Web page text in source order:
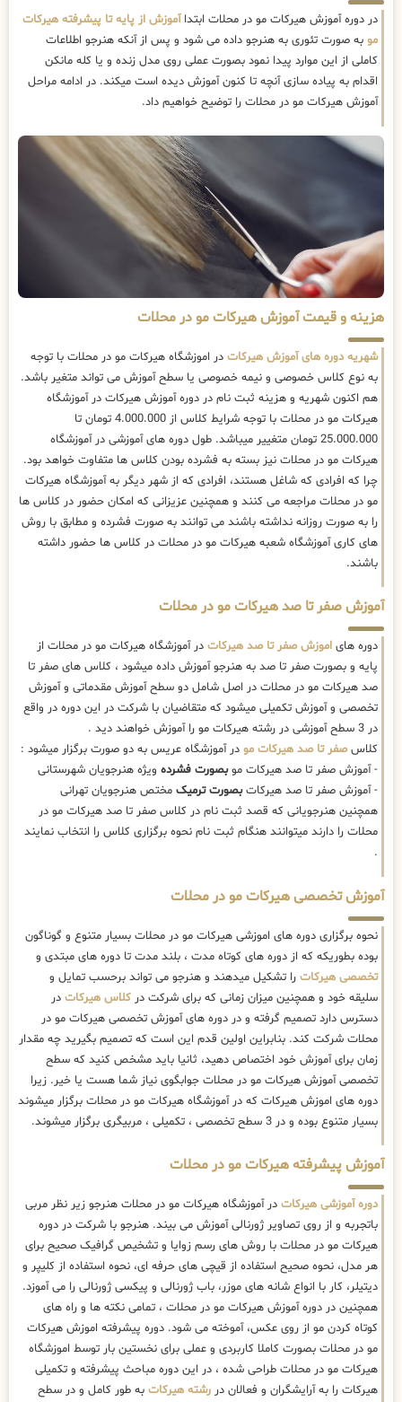
در دوره آموزش هیرکات مو در محلات ابتداآموزش از پایه تا پیشرفته هیرکات
مو به صورت تئوری به هنرجو داده می شود و پس از آنکه هنرجو اطلاعات
کاملی از این موارد پیدا نمود بصورت عملی روی مدل زنده و یا کله مانکن
اقدام به پیاده سازی آنچه تا کنون آموزش دیده است میکند. در ادامه مراحل
آموزش هیرکات مو در محلات را توضیح خواهیم داد.
هزینه و قیمت آموزش هیرکات مو در محلات
شهریه دوره های آموزش هیرکات در اموزشگاه هیرکات مو در محلات با توجه
به نوع کلاس خصوصی و نیمه خصوصی یا سطح آموزش می تواند متغیر باشد.
هم اکنون شهریه و هزینه ثبت نام در دوره آموزش هیرکات در آموزشگاه
هیرکات مو در محلات با توجه شرایط کلاس از 4.000.000 تومان تا
25.000.000 تومان متغییر میباشد. طول دوره های آموزشی در آموزشگاه
هیرکات مو در محلات نیز بسته به فشرده بودن کلاس ها متفاوت خواهد بود.
چرا که افرادی که شاغل هستند، افرادی که از شهر دیگر به آموزشگاه هیرکات
مو در محلات مراجعه می کنند و همچنین عزیزانی که امکان حضور در کلاس ها
را به صورت روزانه نداشته باشند می توانند به صورت فشرده و مطابق با روش
های کاری آموزشگاه شعبه هیرکات مو در محلات در کلاس ها حضور داشته
باشند.
آموزش صفر تا صد هیرکات مو در محلات
دوره های اموزش صفر تا صد هیرکات در آموزشگاه هیرکات مو در محلات از
پایه و بصورت صفر تا صد به هنرجو آموزش داده میشود ، کلاس های صفر تا
صد هیرکات مو در محلات در اصل شامل دو سطح آموزش مقدماتی و آموزش
تخصصی و آموزش تکمیلی میشود که متقاضیان با شرکت در این دوره در واقع
در 3 سطح آموزشی در رشته هیرکات مو را آموزش خواهند دید .
کلاسصفر تا صد هیرکات مو در آموزشگاه عریس به دو صورت برگزار میشود :
- آموزش صفر تا صد هیرکات موبصورت فشرده ویژه هنرجویان شهرستانی
- آموزش صفر تا صد هیرکاتبصورت ترمیک مختص هنرجویان تهرانی
همچنین هنرجویانی که قصد ثبت نام در کلاس صفر تا صد هیرکات مو در
محلات را دارند میتوانند هنگام ثبت نام نحوه برگزاری کلاس را انتخاب نمایند
.
آموزش تخصصی هیرکات مو در محلات
نحوه برگزاری دوره های اموزشی هیرکات مو در محلات بسیار متنوع و گوناگون
بوده بطوریکه که از دوره های کوتاه مدت ، بلند مدت تا دوره های مبتدی و
تخصصی هیرکات را تشکیل میدهند و هنرجو می تواند برحسب تمایل و
سلیقه خود و همچنین میزان زمانی که برای شرکت در کلاس هیرکات در
دسترس دارد تصمیم گرفته و در دوره های آموزش تخصصی هیرکات مو در
محلات شرکت کند. بنابراین اولین قدم این است که تصمیم بگیرید چه مقدار
زمان برای آموزش خود اختصاص دهید، ثانیا باید مشخص کنید که سطح
تخصصی آموزش هیرکات مو در محلات جوابگوی نیاز شما هست یا خیر. زیرا
دوره های اموزش هیرکات که در آموزشگاه هیرکات مو در محلات برگزار میشوند
بسیار متنوع بوده و در 3 سطح تخصصی ، تکمیلی ، مربیگری برگزار میشوند.
آموزش پیشرفته هیرکات مو در محلات
دوره آموزشی هیرکات در آموزشگاه هیرکات مو در محلات هنرجو زیر نظر مربی
باتجربه و از روی تصاویر ژورنالی آموزش می بیند. هنرجو با شرکت در دوره
هیرکات مو در محلات با روش های رسم زوایا و تشخیص گرافیک صحیح برای
هر مدل، نحوه صحیح استفاده از قیچی های حرفه ای، نحوه استفاده از کلیپر و
دیتیلر، کار با انواع شانه های موزر، باب ژورنالی و پیکسی ژورنالی را می آموزد.
همچنین در دوره آموزش هیرکات مو در محلات ، تمامی نکته ها و راه های
کوتاه کردن مو از روی عکس، آموخته می شود. دوره پیشرفته اموزش هیرکات
مو در محلات بصورت کاملا کاربردی و عملی برای نخستین بار توسط اموزشگاه
هیرکات مو در محلات طراحی شده ، در این دوره مباحث پیشرفته و تکمیلی
هیرکات را به آرایشگران و فعالان در رشته هیرکات به طور کامل و در سطح